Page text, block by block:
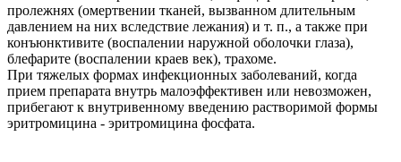
пролежнях (омертвении тканей, вызванном длительным
давлением на них вследствие лежания) и т. п., а также при
конъюнктивите (воспалении наружной оболочки глаза),
блефарите (воспалении краев век), трахоме.
При тяжелых формах инфекционных заболеваний, когда
прием препарата внутрь малоэффективен или невозможен,
прибегают к внутривенному введению растворимой формы
эритромицина - эритромицина фосфата.